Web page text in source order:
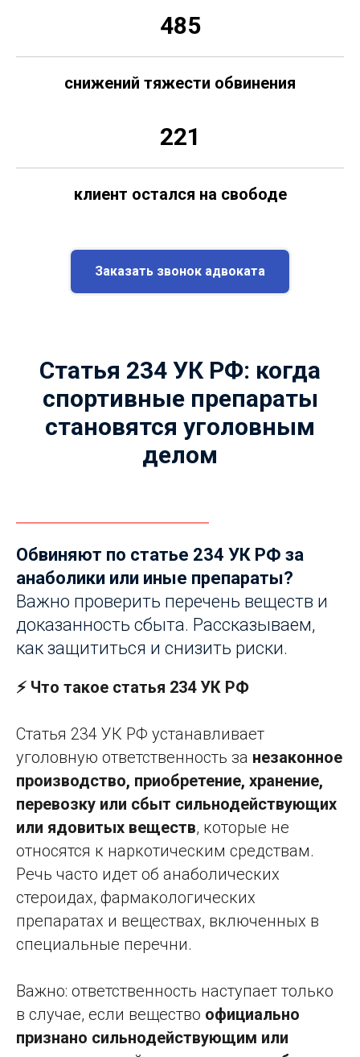
485
снижений тяжести обвинения
221
клиент остался на свободе
Заказать звонок адвоката
Статья 234 УК РФ: когда
спортивные препараты
становятся уголовным
делом
Обвиняют по статье 234 УК РФ за
анаболики или иные препараты?
Важно проверить перечень веществ и
доказанность сбыта. Рассказываем,
как защититься и снизить риски.
⚡ Что такое статья 234 УК РФ
Статья 234 УК РФ устанавливает
уголовную ответственность за незаконное
производство, приобретение, хранение,
перевозку или сбыт сильнодействующих
или ядовитых веществ, которые не
относятся к наркотическим средствам.
Речь часто идет об анаболических
стероидах, фармакологических
препаратах и веществах, включенных в
специальные перечни.
Важно: ответственность наступает только
в случае, если вещество официально
признано сильнодействующим или